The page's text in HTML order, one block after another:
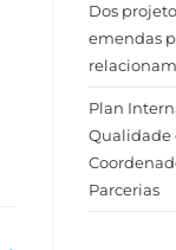
Dos
emendas
Plan
Qualidade
Parcerias